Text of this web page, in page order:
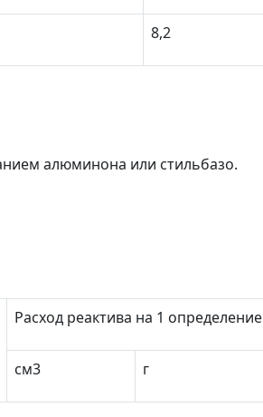
8,2
алюминона или стильбазо.
Расход реактива на 1 определение
см3 г